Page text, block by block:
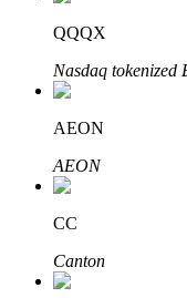
Mitra Bitrue
Hingga 65%
QQQX
Nasdaq tokenized
AEON
AEON
CC
Canton